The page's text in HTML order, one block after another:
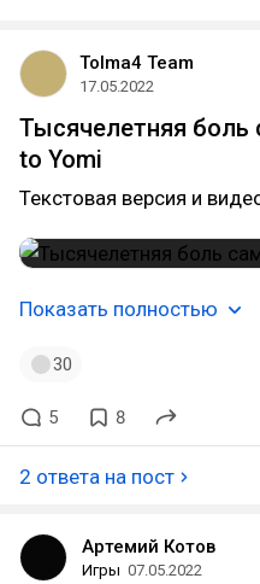
Tolma4 Team
17.05.2022
Тысячелетняя боль
to Yomi
Текстовая версия и
Показать полностью
30
5 8
2 ответа на пост
Артемий Котов
Игры 07.05.2022